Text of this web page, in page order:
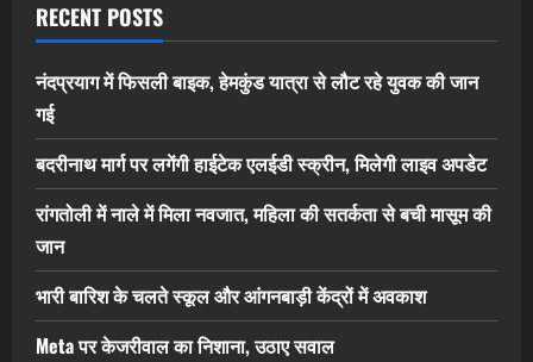
RECENT POSTS
नंदप्रयाग में फिसली बाइक, हेमकुंड यात्रा से लौट रहे युवक की जान
गई
बदरीनाथ मार्ग पर लगेंगी हाईटेक एलईडी स्क्रीन, मिलेगी लाइव अपडेट
रांगतोली में नाले में मिला नवजात, महिला की सतर्कता से बची मासूम की
जान
भारी बारिश के चलते स्कूल और आंगनबाड़ी केंद्रों में अवकाश
Meta पर केजरीवाल का निशाना, उठाए सवाल